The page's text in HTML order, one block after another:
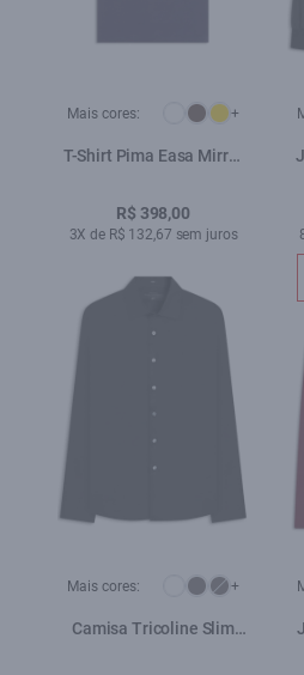
Mais cores: +
T-Shirt Pima Easa Mirror
R$ 398,00
3X de R$ 132,67 sem juros
Mais cores: +
Camisa Tricoline Slim